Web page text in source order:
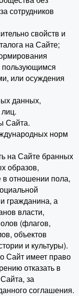
сотрудников
свойств и
на Сайте;
пользующимся
или осуждения
данных,
Сайта.
норм
на Сайте бранных
образов,
отношении пола,
гражданина, а
власти,
(флагов,
объектов
и культуры).
Сайт имеет право
отказать в
за
соглашения.